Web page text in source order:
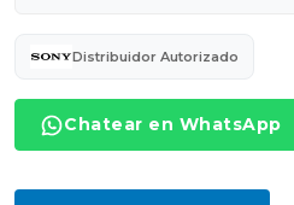
Distribuidor Autorizado
Chatear en WhatsApp